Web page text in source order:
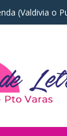
(Valdivia o